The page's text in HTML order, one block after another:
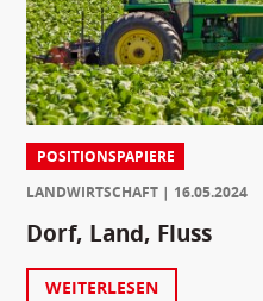
POSITIONSPAPIERE
LANDWIRTSCHAFT
16.05.2024
Dorf, Land, Fluss
WEITERLESEN